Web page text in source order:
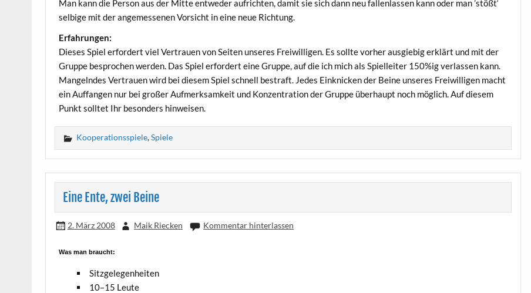
Man kann die Per­son aus der Mit­te ent­we­der auf­rich­ten, damit sie sich dann neu fal­len­las­sen kann oder man ’stößt‘
sel­bi­ge mit der ange­mes­se­nen Vor­sicht in eine neue Richtung.
Erfah­run­gen:
Die­ses Spiel erfor­dert viel Ver­trau­en von Sei­ten unse­res Frei­wil­li­gen. Es soll­te vor­her aus­gie­big erklärt und mit der
Grup­pe bespro­chen wer­den. Das Spiel erfor­dert eine Grup­pe, auf die ich mich als Spiel­lei­ter 150%ig ver­las­sen kann.
Man­geln­des Ver­trau­en wird bei die­sem Spiel schnell bestraft. Jedes Ein­kni­cken der Bei­ne unse­res Frei­wil­li­gen macht
ein Auf­fan­gen nur bei gro­ßer Auf­merk­sam­keit und Kon­zen­tra­ti­on der Grup­pe über­haupt noch mög­lich. Auf die­sem
Punkt soll­tet Ihr beson­ders hinweisen.
Kooperationsspiele,Spiele
Eine Ente, zwei Beine
2. März 2008 Maik Riecken Kommentar hinterlassen
Was man braucht:
Sitz­ge­le­gen­hei­ten
10–15 Leu­te